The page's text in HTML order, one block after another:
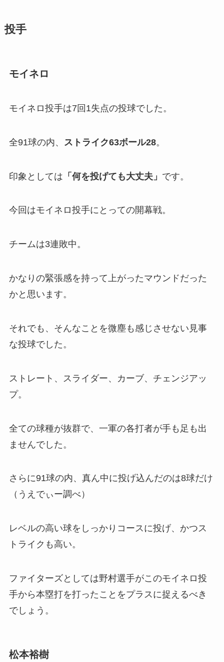
投手
モイネロ
モイネロ投手は7回1失点の投球でした。
全91球の内、 ストライク63ボール28。
印象としては 「 何を投げても大丈夫」 です。
今回はモイネロ投手にとっての開幕戦。
チームは3連敗中。
かなりの緊張感を持って上がったマウンドだった
かと思います。
それでも、そんなことを微塵も感じさせない見事
な投球でした。
ストレート、スライダー、カーブ、チェンジアッ
プ。
全ての球種が抜群で、一軍の各打者が手も足も出
ませんでした。
さらに91球の内、真ん中に投げ込んだのは8球だけ
（うえでぃー調べ）
レベルの高い球をしっかりコースに投げ、かつス
トライクも高い。
ファイターズとしては野村選手がこのモイネロ投
手から本塁打を打ったことをプラスに捉えるべき
でしょう。
松本裕樹